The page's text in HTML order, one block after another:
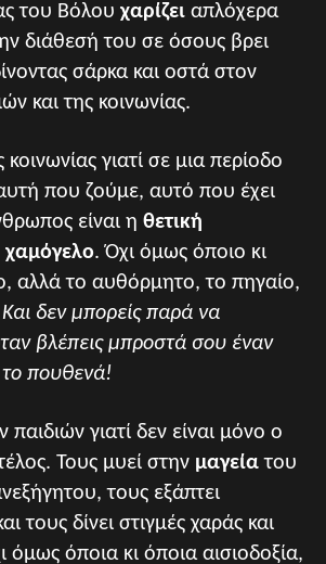
του Βόλου χαρίζει απλόχερα
διάθεσή του σε όσους βρει
σάρκα και οστά στον
και της κοινωνίας.
γιατί σε μια περίοδο
που ζούμε, αυτό που έχει
είναι η θετική
χαμόγελο. Όχι όμως όποιο κι
αλλά το αυθόρμητο, το πηγαίο,
Και δεν μπορείς παρά να
βλέπεις μπροστά σου έναν
πουθενά!
παιδιών γιατί δεν είναι μόνο ο
Τους μυεί στην μαγείατου
τους εξάπτει
τους δίνει στιγμές χαράς και
όμως όποια κι όποια αισιοδοξία,